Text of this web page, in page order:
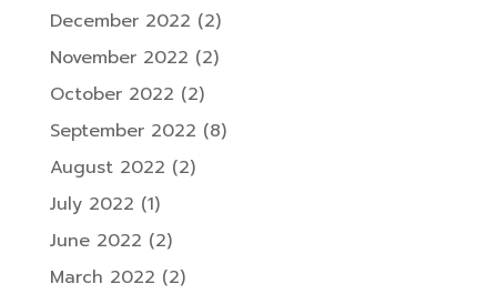
December 2022 (2)
November 2022 (2)
October 2022 (2)
September 2022 (8)
August 2022 (2)
July 2022 (1)
June 2022 (2)
March 2022 (2)